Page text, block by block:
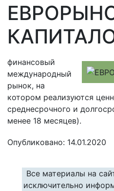
финансовый
международный
рынок, на
котором реализуются
среднесрочного и
менее 18 месяцев).
Опубликовано: 14.01.2020
Все материалы на
исключительно